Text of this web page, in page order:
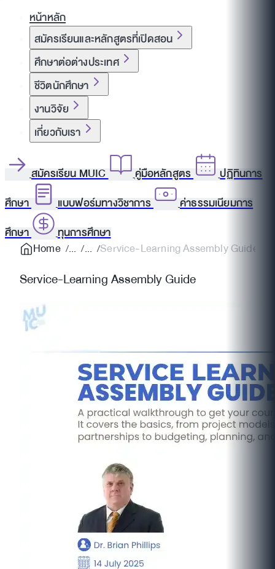
หน้าหลัก
สมัครเรียนและหลักสูตรที่เปิดสอน
ศึกษาต่อต่างประเทศ
ชีวิตนักศึกษา
งานวิจัย
เกี่ยวกับเรา
สมัครเรียน MUIC คู่มือหลักสูตร
ปฏิทินการ
ศึกษา
แบบฟอร์มทางวิชาการ
ค่าธรรมเนียมการ
ศึกษา
ทุนการศึกษา
Home
Service-Learning Assembly Guide
Service-Learning Assembly Guide